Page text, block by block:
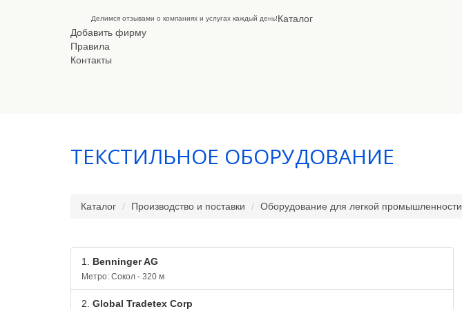
Делимся отзывами о компаниях и услугах каждый день!Каталог
Добавить фирму
Правила
Контакты
ТЕКСТИЛЬНОЕ ОБОРУДОВАНИЕ
Каталог Производство и поставки Оборудование для легкой промышленности
1. Benninger AG
Метро: Сокол - 320 м
2. Global Tradetex Corp